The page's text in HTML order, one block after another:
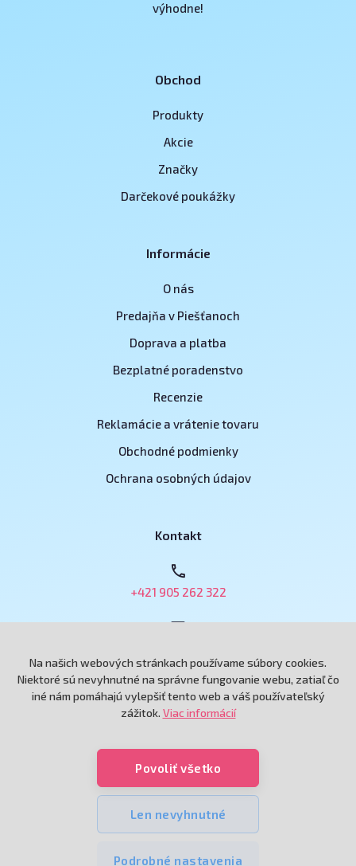
výhodne!
Obchod
Produkty
Akcie
Značky
Darčekové poukážky
Informácie
O nás
Predajňa v Piešťanoch
Doprava a platba
Bezplatné poradenstvo
Recenzie
Reklamácie a vrátenie tovaru
Obchodné podmienky
Ochrana osobných údajov
Kontakt
+421 905 262 322
Grand Royal, spol. s r.o.
Andreja Hlinku 6433/115
Poradíme?
Na našich webových stránkach používame súbory cookies.
Niektoré sú nevyhnutné na správne fungovanie webu, zatiaľ čo
iné nám pomáhajú vylepšiť tento web a váš používateľský
zážitok. Viac informácií
Podrobné nastavenia
Len nevyhnutné
Povoliť všetko